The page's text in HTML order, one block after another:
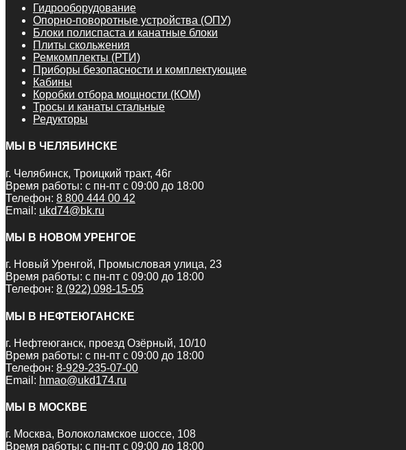
Гидрооборудование
Опорно-поворотные устройства (ОПУ)
Блоки полиспаста и канатные блоки
Плиты скольжения
Ремкомплекты (РТИ)
Приборы безопасности и комплектующие
Кабины
Коробки отбора мощности (КОМ)
Тросы и канаты стальные
Редукторы
МЫ В ЧЕЛЯБИНСКЕ
г. Челябинск, Троицкий тракт, 46г
Время работы: с пн-пт с 09:00 до 18:00
Телефон: 8 800 444 00 42
Email: ukd74@bk.ru
МЫ В НОВОМ УРЕНГОЕ
г. Новый Уренгой, Промысловая улица, 23
Время работы: с пн-пт с 09:00 до 18:00
Телефон: 8 (922) 098-15-05
МЫ В НЕФТЕЮГАНСКЕ
г. Нефтеюганск, проезд Озёрный, 10/10
Время работы: с пн-пт с 09:00 до 18:00
Телефон: 8-929-235-07-00
Email: hmao@ukd174.ru
МЫ В МОСКВЕ
г. Москва, Волоколамское шоссе, 108
Время работы: с пн-пт с 09:00 до 18:00